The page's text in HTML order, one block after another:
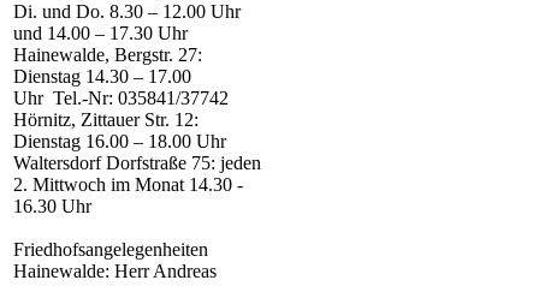
Di. und Do. 8.30 – 12.00 Uhr
und 14.00 – 17.30 Uhr
Hainewalde, Bergstr. 27:
Dienstag 14.30 – 17.00
Uhr Tel.-Nr: 035841/37742
Hörnitz, Zittauer Str. 12:
Dienstag 16.00 – 18.00 Uhr
Waltersdorf Dorfstraße 75: jeden
2. Mittwoch im Monat 14.30 -
16.30 Uhr
Friedhofsangelegenheiten
Hainewalde: Herr Andreas